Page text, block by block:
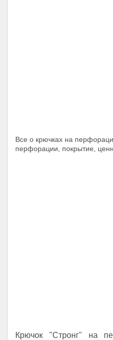
Все о крючках на
перфорации, покрытие,
Крючок "Стронг" на